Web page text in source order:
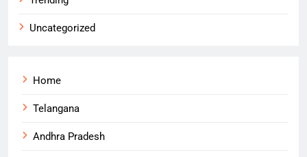
Uncategorized
Home
Telangana
Andhra Pradesh